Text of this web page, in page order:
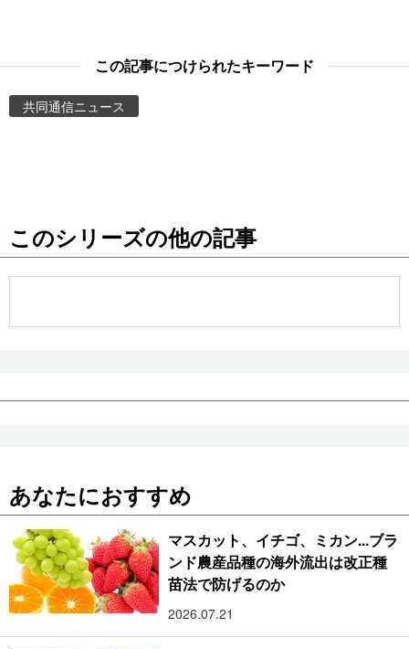
お知らせ
この記事につけられたキーワード
共同通信ニュース
このシリーズの他の記事
あなたにおすすめ
マスカット、イチゴ、ミカン...ブラ
ンド農産品種の海外流出は改正種
苗法で防げるのか
2026.07.21